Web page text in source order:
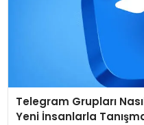
Telegram Grupları
Yeni İnsanlarla